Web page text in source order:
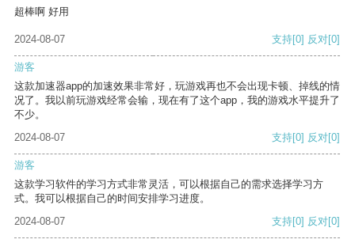
超棒啊 好用
2024-08-07 支持[0] 反对[0]
游客
这款加速器app的加速效果非常好，玩游戏再也不会出现卡顿、掉线的情
况了。我以前玩游戏经常会输，现在有了这个app，我的游戏水平提升了
不少。
2024-08-07
支持[0] 反对[0]
游客
这款学习软件的学习方式非常灵活，可以根据自己的需求选择学习方
式。我可以根据自己的时间安排学习进度。
2024-08-07
支持[0] 反对[0]